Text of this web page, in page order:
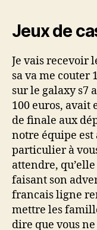
Jeux de
Je vais recevoir
sa va me couter
sur le galaxy s7
100 euros, avait
de finale aux
notre équipe est
particulier à
attendre,
faisant son
francais ligne
mettre les
dire que vous